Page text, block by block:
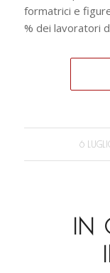
formatrici e
% dei lavoratori
6 /
IN